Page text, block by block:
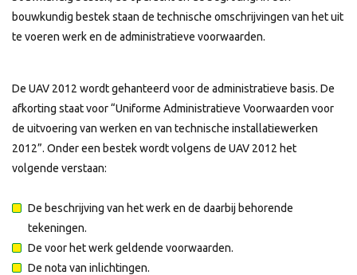
bouwkundig bestek staan de technische omschrijvingen van het uit
te voeren werk en de administratieve voorwaarden.
De UAV 2012 wordt gehanteerd voor de administratieve basis. De
afkorting staat voor “Uniforme Administratieve Voorwaarden voor
de uitvoering van werken en van technische installatiewerken
2012”. Onder een bestek wordt volgens de UAV 2012 het
volgende verstaan:
De beschrijving van het werk en de daarbij behorende
tekeningen.
De voor het werk geldende voorwaarden.
De nota van inlichtingen.